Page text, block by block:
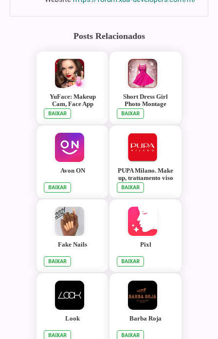
Posts Relacionados
YuFace: Makeup
Cam, Face App
BAIXAR
Short Dress Girl
Photo Montage
BAIXAR
Avon ON
BAIXAR
PUPA Milano. Make
up, trattamento viso
e corpo.
BAIXAR
Fake Nails
BAIXAR
Pixl
BAIXAR
Look
BAIXAR
Barba Roja
BAIXAR